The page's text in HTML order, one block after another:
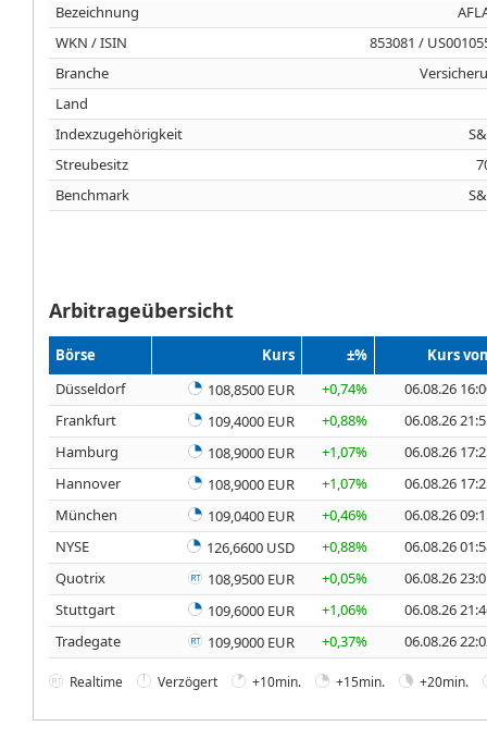
Bezeichnung
WKN / ISIN
853081 /
Branche
Land
Indexzugehörigkeit
Streubesitz
Benchmark
Arbitrageübersicht
Börse Kurs ±%
Kurs
Düsseldorf
108,8500 EUR +0,74%
06.08.26
Frankfurt
109,4000 EUR +0,88%
06.08.26
Hamburg
108,9000 EUR +1,07%
06.08.26
Hannover
108,9000 EUR +1,07%
06.08.26
München
109,0400 EUR +0,46%
06.08.26
NYSE
126,6600 USD +0,88%
06.08.26
Quotrix
108,9500 EUR +0,05%
06.08.26
Stuttgart
109,6000 EUR +1,06%
06.08.26
Tradegate
109,9000 EUR +0,37% 06.08.26
Realtime Verzögert +10min. +15min. +20min.